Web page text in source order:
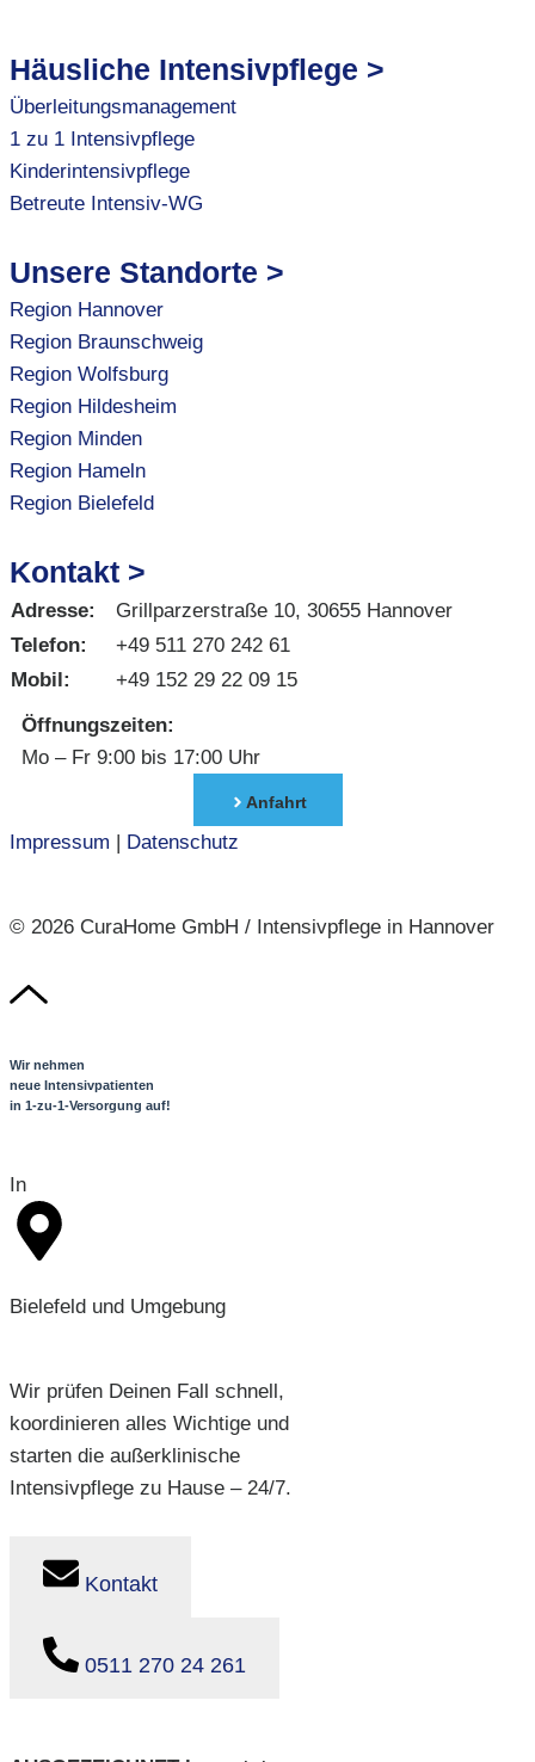
Häusliche Intensivpflege >
Überleitungsmanagement
1 zu 1 Intensivpflege
Kinderintensivpflege
Betreute Intensiv-WG
Unsere Standorte >
Region Hannover
Region Braunschweig
Region Wolfsburg
Region Hildesheim
Region Minden
Region Hameln
Region Bielefeld
Kontakt >
Adresse:
Grillparzerstraße 10, 30655 Hannover
Telefon:
+49 511 270 242 61
Mobil:
+49 152 29 22 09 15
Öffnungszeiten:
Mo – Fr 9:00 bis 17:00 Uhr
Anfahrt
Impressum | Datenschutz
© 2026 CuraHome GmbH / Intensivpflege in Hannover
Wir nehmen
neue Intensivpatienten
in 1-zu-1-Versorgung auf!
In
Bielefeld und Umgebung
Wir prüfen Deinen Fall schnell,
koordinieren alles Wichtige und
starten die außerklinische
Intensivpflege zu Hause – 24/7.
Kontakt
0511 270 24 261